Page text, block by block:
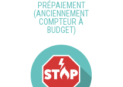
PRÉPAIEMENT
(ANCIENNEMENT
COMPTEUR À
BUDGET)